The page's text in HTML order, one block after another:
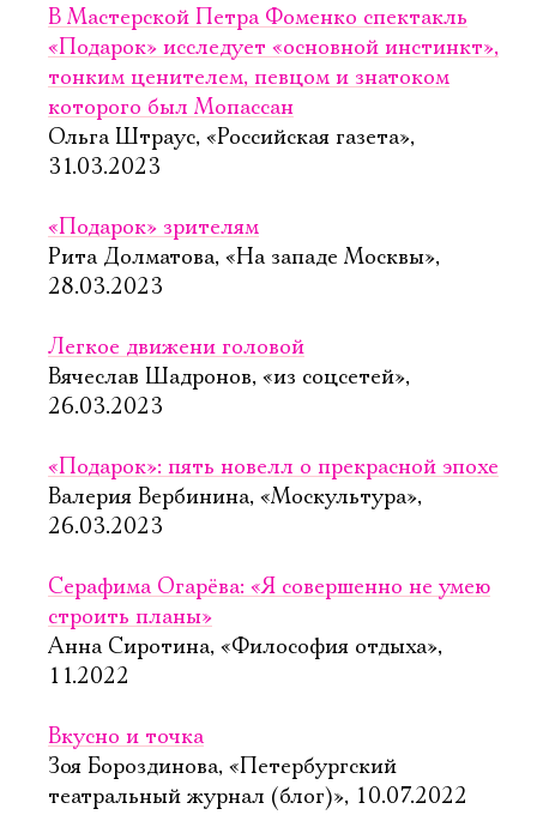
В Мастерской Петра Фоменко спектакль
«Подарок» исследует «основной инстинкт»,
тонким ценителем, певцом и знатоком
которого был Мопассан
Ольга Штраус, «Российская газета»,
31.03.2023
«Подарок» зрителям
Рита Долматова, «На западе Москвы»,
28.03.2023
Легкое движени головой
Вячеслав Шадронов, «из соцсетей»,
26.03.2023
«Подарок»: пять новелл о прекрасной эпохе
Валерия Вербинина, «Москультура»,
26.03.2023
Серафима Огарёва: «Я совершенно не умею
строить планы»
Анна Сиротина, «Философия отдыха»,
11.2022
Вкусно и точка
Зоя Бороздинова, «Петербургский
театральный журнал (блог)», 10.07.2022